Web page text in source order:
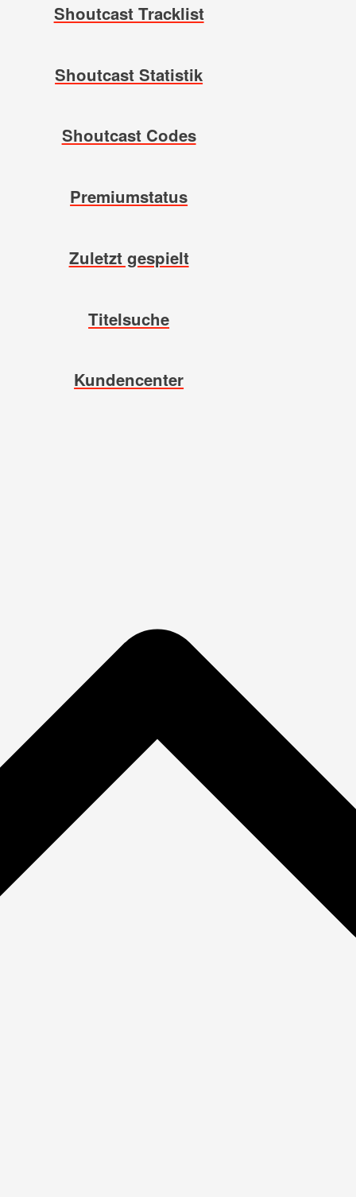
Shoutcast Tracklist
Shoutcast Statistik
Shoutcast Codes
Premiumstatus
Zuletzt gespielt
Titelsuche
Kundencenter